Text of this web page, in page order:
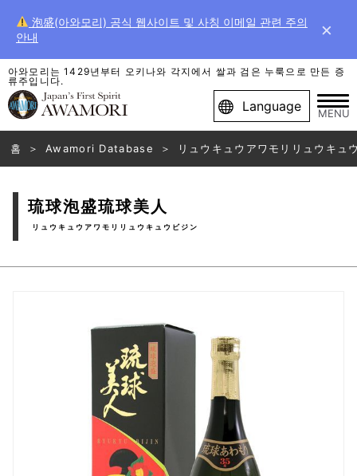
泡盛(아와모리) 공식 웹사이트 및 사칭 이메일 관련 주의
안내
×
아와모리는 1429년부터 오키나와 각지에서 쌀과 검은 누룩으로 만든 증
류주입니다.
Language MENU
홈 Awamori Database リュウキュウアワモリリュウキュ
琉球泡盛琉球美人
リュウキュウアワモリリュウキュウビジン